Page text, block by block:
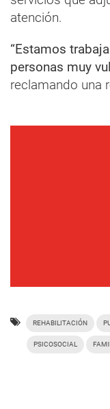
atención.
“Estamos
personas muy
reclamando una
REHABILITACIÓN
PSICOSOCIAL